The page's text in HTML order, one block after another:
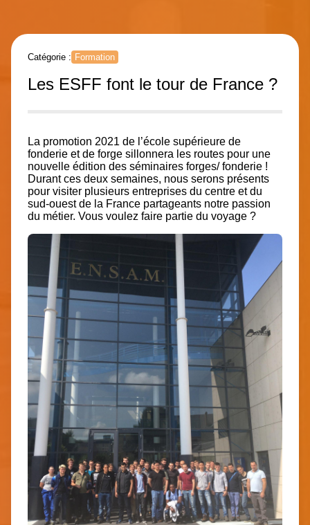
Catégorie : Formation
Les ESFF font le tour de France ?
La promotion 2021 de l’école supérieure de
fonderie et de forge sillonnera les routes pour une
nouvelle édition des séminaires forges/ fonderie !
Durant ces deux semaines, nous serons présents
pour visiter plusieurs entreprises du centre et du
sud-ouest de la France partageants notre passion
du métier. Vous voulez faire partie du voyage ?